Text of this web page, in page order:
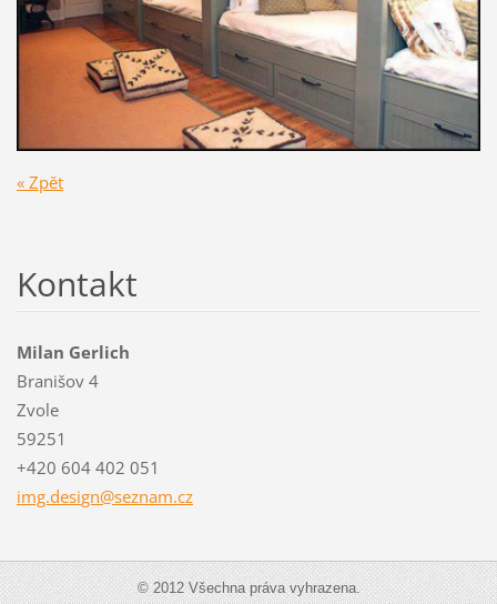
« Zpět
Kontakt
Milan Gerlich
Branišov 4
Zvole
59251
+420 604 402 051
img.design@seznam.cz
© 2012 Všechna práva vyhrazena.